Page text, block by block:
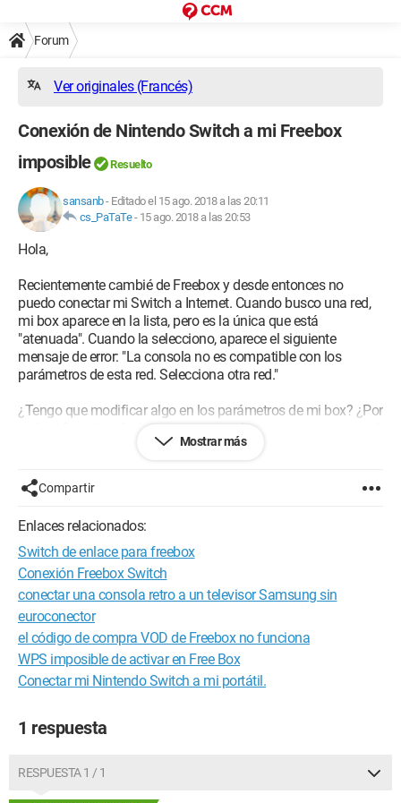
Forum
Ver originales (Francés)
Conexión de Nintendo Switch a mi Freebox
imposible
Resuelto
sansanb- Editado el 15 ago. 2018 a las 20:11
cs_PaTaTe- 15 ago. 2018 a las 20:53
Hola,
Recientemente cambié de Freebox y desde entonces no
puedo conectar mi Switch a Internet. Cuando busco una red,
mi box aparece en la lista, pero es la única que está
"atenuada". Cuando la selecciono, aparece el siguiente
mensaje de error: "La consola no es compatible con los
parámetros de esta red. Selecciona otra red."
¿Tengo que modificar algo en los parámetros de mi box? ¿Por
qué mi Switch es la única que no puede conectarse a esta red
mientras que mi teléfono, mi ordenador y mi PlayStation se
¡Gracias por tu respuesta!
Mostrar más
Compartir
Enlaces relacionados:
Switch de enlace para freebox
Conexión Freebox Switch
conectar una consola retro a un televisor Samsung sin
euroconector
el código de compra VOD de Freebox no funciona
WPS imposible de activar en Free Box
Conectar mi Nintendo Switch a mi portátil.
1 respuesta
RESPUESTA 1 / 1